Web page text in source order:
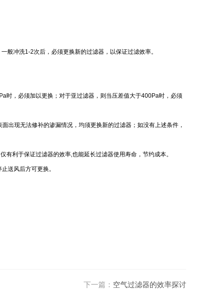
冲洗1-2次后，必须更换新的过滤器，以保证过滤效率。
时，必须加以更换；对于亚过滤器，则当压差值大于400Pa时，必须
出现无法修补的渗漏情况，均须更换新的过滤器；如没有上述条件，
利于保证过滤器的效率,也能延长过滤器使用寿命，节约成本。
送风后方可更换。
下一篇： 空气过滤器的效率探讨